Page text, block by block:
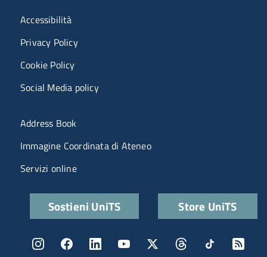
Menù riferimenti
Accessibilità
Privacy Policy
Cookie Policy
Social Media policy
Menu portale
Address Book
Immagine Coordinata di Ateneo
Servizi online
Quick linksSostieni UniTS Store UniTS
Menu social